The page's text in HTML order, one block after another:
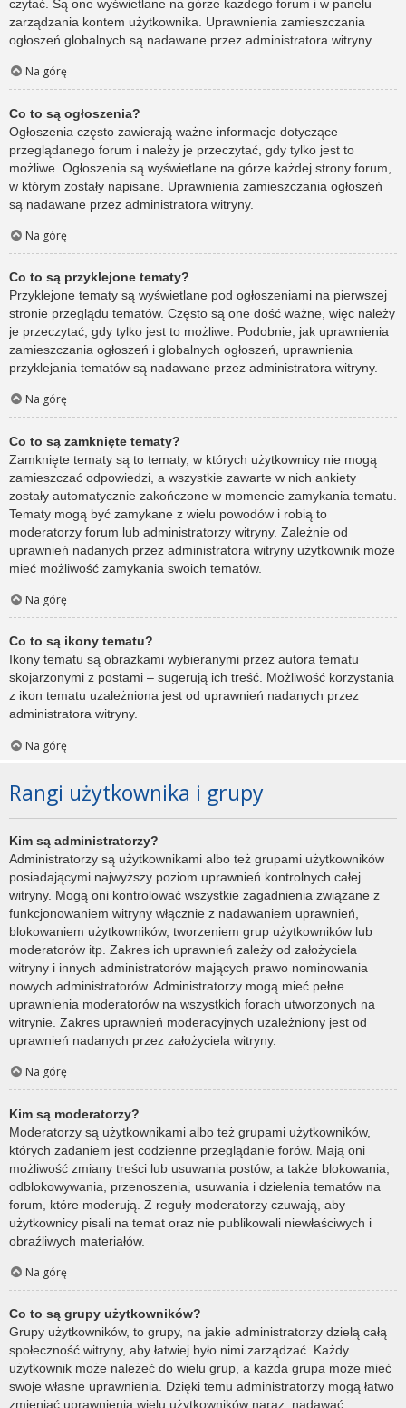
czytać. Są one wyświetlane na górze każdego forum i w panelu
zarządzania kontem użytkownika. Uprawnienia zamieszczania
ogłoszeń globalnych są nadawane przez administratora witryny.
Na górę
Co to są ogłoszenia?
Ogłoszenia często zawierają ważne informacje dotyczące
przeglądanego forum i należy je przeczytać, gdy tylko jest to
możliwe. Ogłoszenia są wyświetlane na górze każdej strony forum,
w którym zostały napisane. Uprawnienia zamieszczania ogłoszeń
są nadawane przez administratora witryny.
Na górę
Co to są przyklejone tematy?
Przyklejone tematy są wyświetlane pod ogłoszeniami na pierwszej
stronie przeglądu tematów. Często są one dość ważne, więc należy
je przeczytać, gdy tylko jest to możliwe. Podobnie, jak uprawnienia
zamieszczania ogłoszeń i globalnych ogłoszeń, uprawnienia
przyklejania tematów są nadawane przez administratora witryny.
Na górę
Co to są zamknięte tematy?
Zamknięte tematy są to tematy, w których użytkownicy nie mogą
zamieszczać odpowiedzi, a wszystkie zawarte w nich ankiety
zostały automatycznie zakończone w momencie zamykania tematu.
Tematy mogą być zamykane z wielu powodów i robią to
moderatorzy forum lub administratorzy witryny. Zależnie od
uprawnień nadanych przez administratora witryny użytkownik może
mieć możliwość zamykania swoich tematów.
Na górę
Co to są ikony tematu?
Ikony tematu są obrazkami wybieranymi przez autora tematu
skojarzonymi z postami – sugerują ich treść. Możliwość korzystania
z ikon tematu uzależniona jest od uprawnień nadanych przez
administratora witryny.
Na górę
Rangi użytkownika i grupy
Kim są administratorzy?
Administratorzy są użytkownikami albo też grupami użytkowników
posiadającymi najwyższy poziom uprawnień kontrolnych całej
witryny. Mogą oni kontrolować wszystkie zagadnienia związane z
funkcjonowaniem witryny włącznie z nadawaniem uprawnień,
blokowaniem użytkowników, tworzeniem grup użytkowników lub
moderatorów itp. Zakres ich uprawnień zależy od założyciela
witryny i innych administratorów mających prawo nominowania
nowych administratorów. Administratorzy mogą mieć pełne
uprawnienia moderatorów na wszystkich forach utworzonych na
witrynie. Zakres uprawnień moderacyjnych uzależniony jest od
uprawnień nadanych przez założyciela witryny.
Na górę
Kim są moderatorzy?
Moderatorzy są użytkownikami albo też grupami użytkowników,
których zadaniem jest codzienne przeglądanie forów. Mają oni
możliwość zmiany treści lub usuwania postów, a także blokowania,
odblokowywania, przenoszenia, usuwania i dzielenia tematów na
forum, które moderują. Z reguły moderatorzy czuwają, aby
użytkownicy pisali na temat oraz nie publikowali niewłaściwych i
obraźliwych materiałów.
Na górę
Co to są grupy użytkowników?
Grupy użytkowników, to grupy, na jakie administratorzy dzielą całą
społeczność witryny, aby łatwiej było nimi zarządzać. Każdy
użytkownik może należeć do wielu grup, a każda grupa może mieć
swoje własne uprawnienia. Dzięki temu administratorzy mogą łatwo
zmieniać uprawnienia wielu użytkowników naraz, nadawać